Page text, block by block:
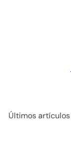
Últimos artículos